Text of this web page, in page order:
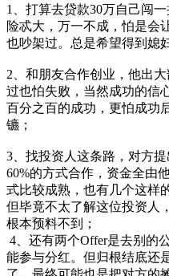
1、打算去贷款30万自己闯
险忒大，万一不成，怕是会
也吵架过。总是希望得到媳
2、和朋友合作创业，他出
过也怕失败，当然成功的信
百分之百的成功，更怕成功
镳；
3、找投资人这条路，对方
60%的方式合作，资金全由
式比较成熟，也有几个这样
但毕竟不太了解这位投资人
根本预料不到；
4、还有两个Offer是去别的
能参与分红。但归根结底还